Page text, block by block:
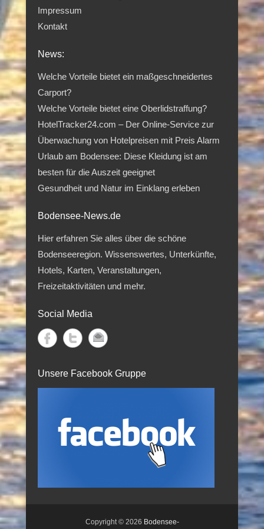
Impressum
Kontakt
News:
Welche Vorteile bietet ein maßgeschneidertes
Carport?
Welche Vorteile bietet eine Oberlidstraffung?
HotelTracker24.com – Der Online-Service zur
Überwachung von Hotelpreisen mit Preis Alarm
Urlaub am Bodensee: Diese Kleidung ist am
besten für die Auszeit geeignet
Gesundheit und Natur im Einklang erleben
Bodensee-News.de
Hier erfahren Sie alles über die schöne
Bodenseeregion. Wissenswertes, Unterkünfte,
Hotels, Karten, Veranstaltungen,
Freizeitaktivitäten und mehr.
Social Media
Unsere Facebook Gruppe
Copyright © 2026 Bodensee-